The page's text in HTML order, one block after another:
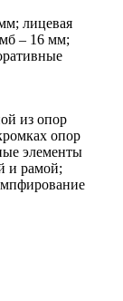
лицевая
– 16 мм;
из опор
опор
элементы
и рамой;